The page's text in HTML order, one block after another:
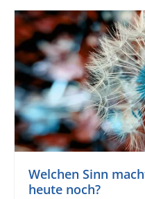
Welchen Sinn
heute noch?